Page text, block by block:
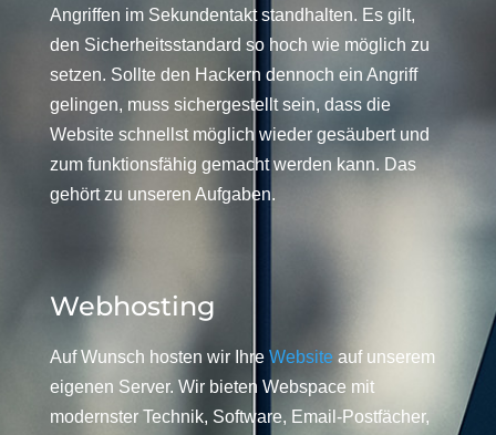
Angriffen im Sekundentakt standhalten. Es gilt,
den Sicherheitsstandard so hoch wie möglich zu
setzen. Sollte den Hackern dennoch ein Angriff
gelingen, muss sichergestellt sein, dass die
Website schnellst möglich wieder gesäubert und
zum funktionsfähig gemacht werden kann. Das
gehört zu unseren Aufgaben.
Webhosting
Auf Wunsch hosten wir Ihre Website auf unserem
eigenen Server. Wir bieten Webspace mit
modernster Technik, Software, Email-Postfächer,